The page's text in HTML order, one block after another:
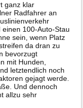
ganz klar
Radfahrer an
100-Auto-Stau
sein, wenn Platz
da dran zu
bevorzugt
mit Hunden,
letztendlich noch
gejagt werde.
Und dennoch
allzu sehr